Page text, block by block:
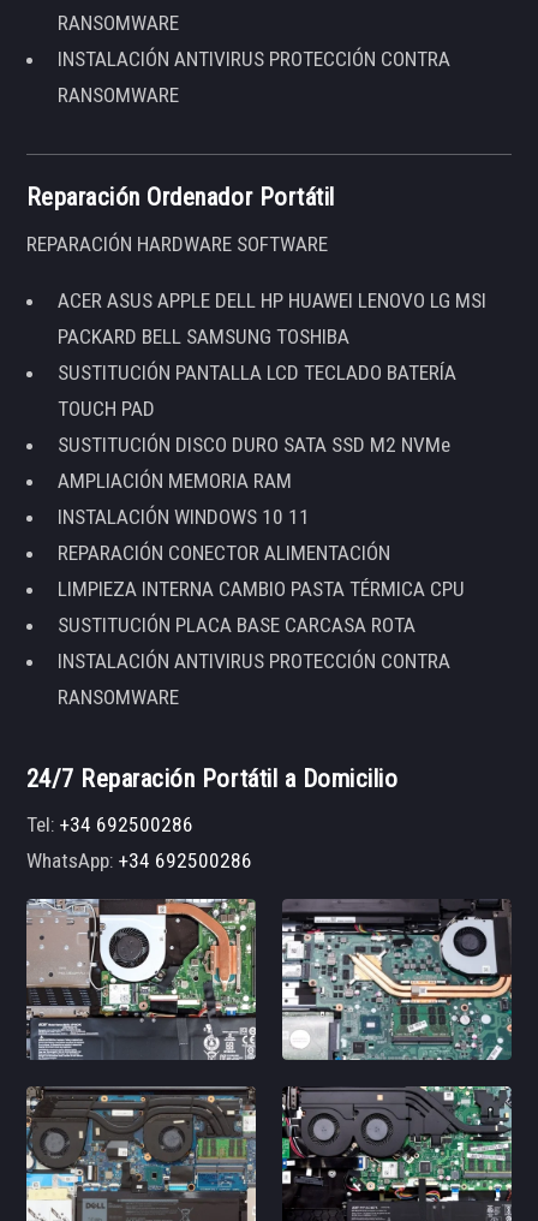
RANSOMWARE
INSTALACIÓN ANTIVIRUS PROTECCIÓN CONTRA
RANSOMWARE
Reparación Ordenador Portátil
REPARACIÓN HARDWARE SOFTWARE
ACER ASUS APPLE DELL HP HUAWEI LENOVO LG MSI
PACKARD BELL SAMSUNG TOSHIBA
SUSTITUCIÓN PANTALLA LCD TECLADO BATERÍA
TOUCH PAD
SUSTITUCIÓN DISCO DURO SATA SSD M2 NVMe
AMPLIACIÓN MEMORIA RAM
INSTALACIÓN WINDOWS 10 11
REPARACIÓN CONECTOR ALIMENTACIÓN
LIMPIEZA INTERNA CAMBIO PASTA TÉRMICA CPU
SUSTITUCIÓN PLACA BASE CARCASA ROTA
INSTALACIÓN ANTIVIRUS PROTECCIÓN CONTRA
RANSOMWARE
24/7 Reparación Portátil a Domicilio
Tel:+34 692500286
WhatsApp:+34 692500286